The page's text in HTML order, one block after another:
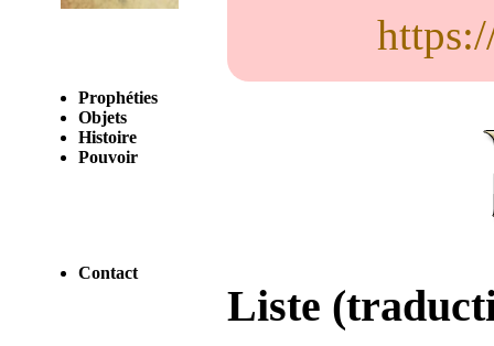
Prophéties
Objets
Histoire
Pouvoir
Contact
Liste